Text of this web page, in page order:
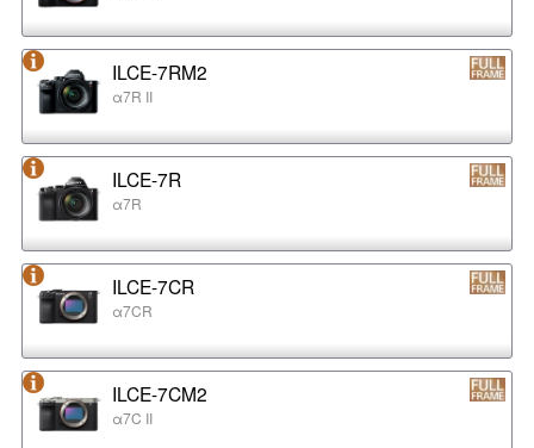
ILCE-7RM2
α7R II
ILCE-7R
α7R
ILCE-7CR
α7CR
ILCE-7CM2
α7C II